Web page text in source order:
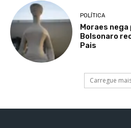
POLÍTICA
Moraes nega
Bolsonaro
Pais
Carregue